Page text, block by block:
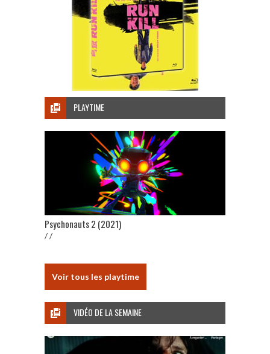
PLAYTIME
Psychonauts 2 (2021)
/ /
Voir tous les playtime
VIDÉO DE LA SEMAINE